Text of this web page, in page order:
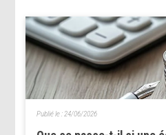
Publié le : 24/06/2026